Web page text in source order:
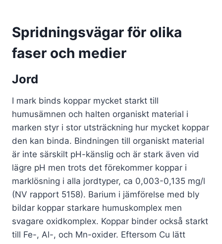
Spridningsvägar för olika
faser och medier
Jord
I mark binds koppar mycket starkt till
humusämnen och halten organiskt material i
marken styr i stor utsträckning hur mycket koppar
den kan binda. Bindningen till organiskt material
är inte särskilt pH-känslig och är stark även vid
lägre pH men trots det förekommer koppar i
marklösning i alla jordtyper, ca 0,003-0,135 mg/l
(NV rapport 5158). Barium i jämförelse med bly
bildar koppar starkare humuskomplex men
svagare oxidkomplex. Koppar binder också starkt
till Fe-, Al-, och Mn-oxider. Eftersom Cu lätt